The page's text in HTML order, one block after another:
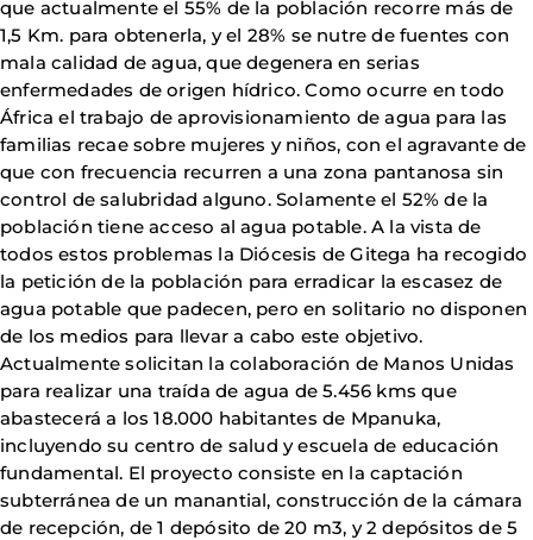
que actualmente el 55% de la población recorre más de
1,5 Km. para obtenerla, y el 28% se nutre de fuentes con
mala calidad de agua, que degenera en serias
enfermedades de origen hídrico. Como ocurre en todo
África el trabajo de aprovisionamiento de agua para las
familias recae sobre mujeres y niños, con el agravante de
que con frecuencia recurren a una zona pantanosa sin
control de salubridad alguno. Solamente el 52% de la
población tiene acceso al agua potable. A la vista de
todos estos problemas la Diócesis de Gitega ha recogido
la petición de la población para erradicar la escasez de
agua potable que padecen, pero en solitario no disponen
de los medios para llevar a cabo este objetivo.
Actualmente solicitan la colaboración de Manos Unidas
para realizar una traída de agua de 5.456 kms que
abastecerá a los 18.000 habitantes de Mpanuka,
incluyendo su centro de salud y escuela de educación
fundamental. El proyecto consiste en la captación
subterránea de un manantial, construcción de la cámara
de recepción, de 1 depósito de 20 m3, y 2 depósitos de 5